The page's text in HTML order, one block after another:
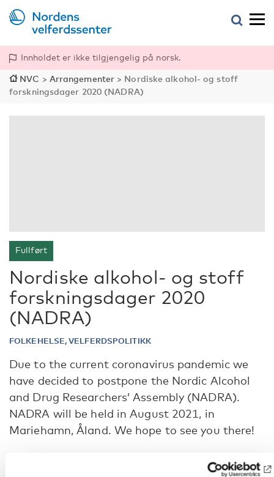
Innholdet er ikke tilgjengelig på norsk.
NVC > Arrangementer > Nordiske alkohol- og stoff
forskningsdager 2020 (NADRA)
Fullført
Nordiske alkohol- og stoff
forskningsdager 2020
(NADRA)
FOLKEHELSE, VELFERDSPOLITIKK
Due to the current coronavirus pandemic we
have decided to postpone the Nordic Alcohol
and Drug Researchers’ Assembly (NADRA).
NADRA will be held in August 2021, in
Mariehamn, Åland. We hope to see you there!